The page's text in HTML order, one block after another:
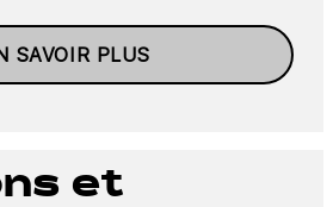
SAVOIR PLUS
et